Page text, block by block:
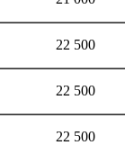
22 500
22 500
22 500